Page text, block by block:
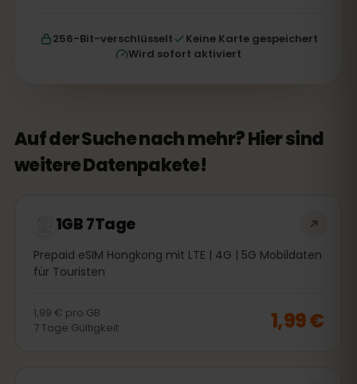
256-Bit-verschlüsselt
Keine Karte gespeichert
Wird sofort aktiviert
Auf der Suche nach mehr? Hier sind
weitere Datenpakete!
1GB 7Tage
Prepaid eSIM Hongkong mit LTE | 4G | 5G Mobildaten
für Touristen
1,99 € pro GB
7Tage Gültigkeit 1,99 €